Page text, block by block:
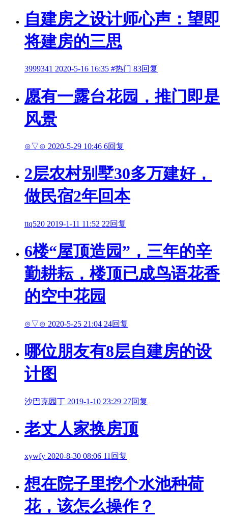
自建房之设计师心声：望即
将建房的三思
3999341 2020-5-16 16:35 #热门 83回复
愿有一露台花园，推门即是
风景
⊙▽⊙ 2020-5-29 10:46 6回复
2层农村别墅30多万建好，
做民宿2年回本
ttq520 2019-1-11 11:52 22回复
6楼“屋顶造园”，三年的辛
勤耕耘，楼顶已成鸟语花香
的空中花园
⊙▽⊙ 2020-5-25 21:04 24回复
哪位朋友有8层自建房的设
计图
沙巴克园丁 2019-1-10 23:29 27回复
老丈人家换房顶
xywfy 2020-8-30 08:06 11回复
想在院子里挖个水池种荷
花，该怎么操作？